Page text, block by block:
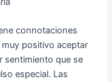
connotaciones
positivo aceptar
sentimiento que se
especial. Las